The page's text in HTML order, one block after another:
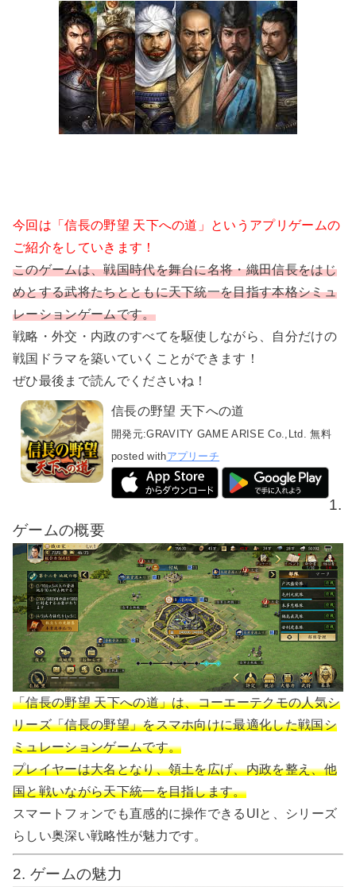
今回は「信長の野望 天下への道」というアプリゲームの
ご紹介をしていきます！
このゲームは、戦国時代を舞台に名将・織田信長をはじ
めとする武将たちとともに天下統一を目指す本格シミュ
レーションゲームです。
戦略・外交・内政のすべてを駆使しながら、自分だけの
戦国ドラマを築いていくことができます！
ぜひ最後まで読んでくださいね！
信長の野望 天下への道
開発元:GRAVITY GAME ARISE Co.,Ltd. 無料
posted withアプリーチ
1.
ゲームの概要
「信長の野望 天下への道」は、コーエーテクモの人気シ
リーズ「信長の野望」をスマホ向けに最適化した戦国シ
ミュレーションゲームです。
プレイヤーは大名となり、領土を広げ、内政を整え、他
国と戦いながら天下統一を目指します。
スマートフォンでも直感的に操作できるUIと、シリーズ
らしい奥深い戦略性が魅力です。
2. ゲームの魅力